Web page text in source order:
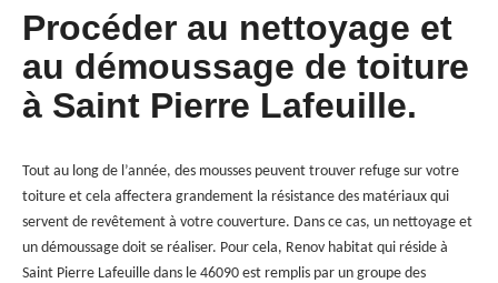
Procéder au nettoyage et
au démoussage de toiture
à Saint Pierre Lafeuille.
Tout au long de l’année, des mousses peuvent trouver refuge sur votre
toiture et cela affectera grandement la résistance des matériaux qui
servent de revêtement à votre couverture. Dans ce cas, un nettoyage et
un démoussage doit se réaliser. Pour cela, Renov habitat qui réside à
Saint Pierre Lafeuille dans le 46090 est remplis par un groupe des